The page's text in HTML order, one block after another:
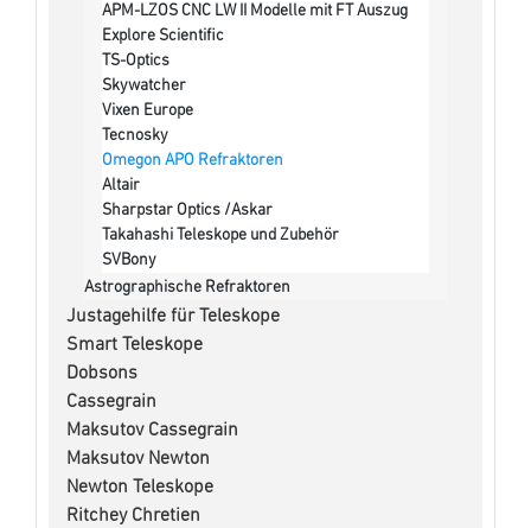
APM-LZOS CNC LW II Modelle mit FT Auszug
Explore Scientific
TS-Optics
Skywatcher
Vixen Europe
Tecnosky
Omegon APO Refraktoren
Altair
Sharpstar Optics /Askar
Takahashi Teleskope und Zubehör
SVBony
Astrographische Refraktoren
Justagehilfe für Teleskope
Smart Teleskope
Dobsons
Cassegrain
Maksutov Cassegrain
Maksutov Newton
Newton Teleskope
Ritchey Chretien